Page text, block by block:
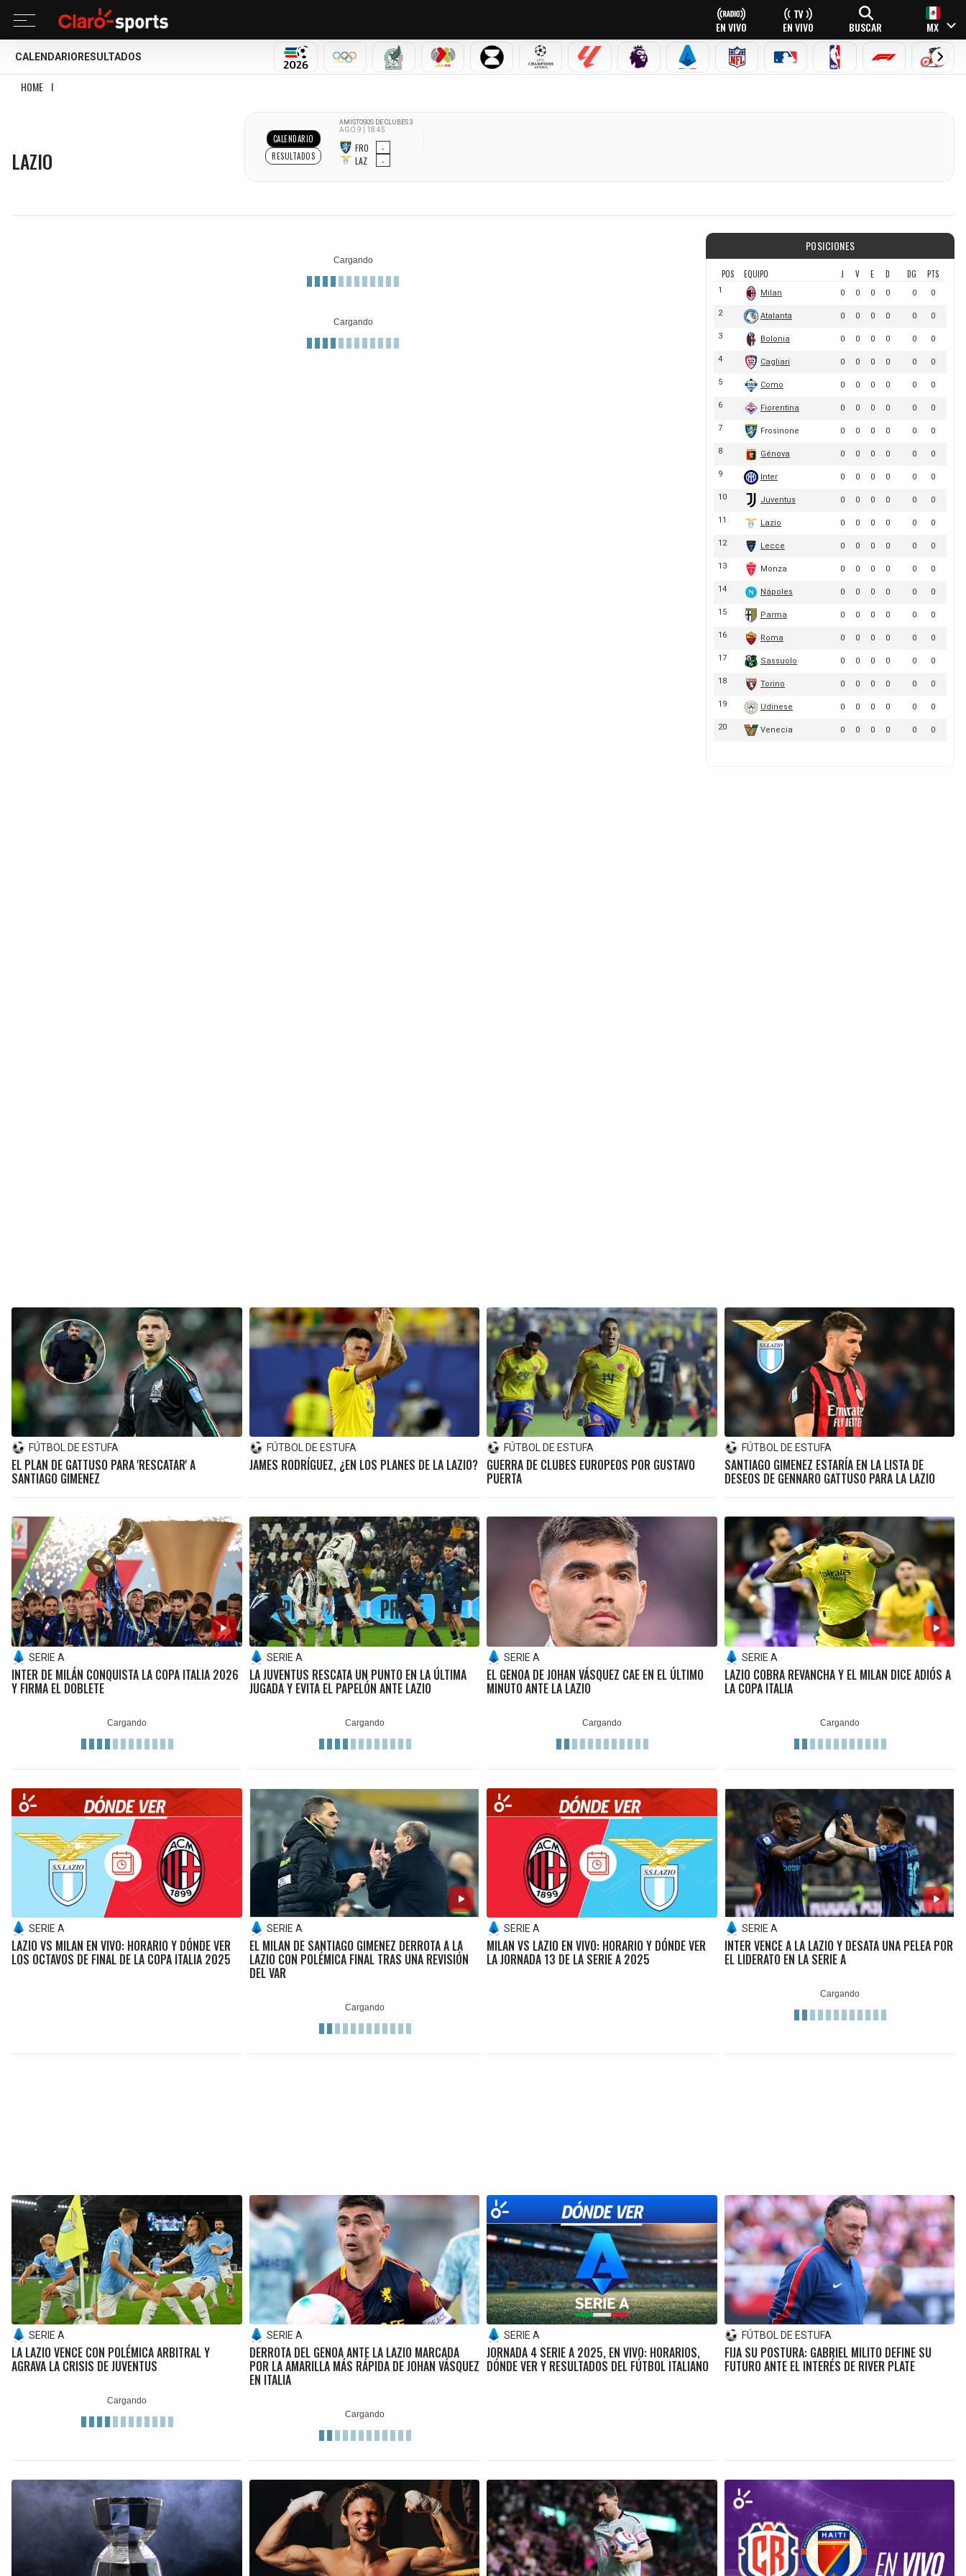
EN VIVO EN VIVO BUSCAR MX
CALENDARIO RESULTADOS
MUNDIAL 2026OLÍMPICOSSELECCIÓN MEXICANA
LIGA MX LEAGUES CUPCHAMPIONS LEAGUE
LALIGA PREMIER LEAGUE
SERIE A NFL MLB NBA FÓRMULA 1
HOME I
LAZIO
FÚTBOL DE ESTUFA
EL PLAN DE GATTUSO PARA 'RESCATAR' A
SANTIAGO GIMENEZ
FÚTBOL DE ESTUFA
JAMES RODRÍGUEZ, ¿EN LOS PLANES DE LA LAZIO?
FÚTBOL DE ESTUFA
GUERRA DE CLUBES EUROPEOS POR GUSTAVO
PUERTA
FÚTBOL DE ESTUFA
SANTIAGO GIMENEZ ESTARÍA EN LA LISTA DE
DESEOS DE GENNARO GATTUSO PARA LA LAZIO
SERIE A
INTER DE MILÁN CONQUISTA LA COPA ITALIA 2026
Y FIRMA EL DOBLETE
SERIE A
LA JUVENTUS RESCATA UN PUNTO EN LA ÚLTIMA
JUGADA Y EVITA EL PAPELÓN ANTE LAZIO
SERIE A
EL GENOA DE JOHAN VÁSQUEZ CAE EN EL ÚLTIMO
MINUTO ANTE LA LAZIO
SERIE A
LAZIO COBRA REVANCHA Y EL MILAN DICE ADIÓS A
LA COPA ITALIA
SERIE A
LAZIO VS MILAN EN VIVO: HORARIO Y DÓNDE VER
LOS OCTAVOS DE FINAL DE LA COPA ITALIA 2025
SERIE A
EL MILAN DE SANTIAGO GIMENEZ DERROTA A LA
LAZIO CON POLÉMICA FINAL TRAS UNA REVISIÓN
DEL VAR
SERIE A
MILAN VS LAZIO EN VIVO: HORARIO Y DÓNDE VER
LA JORNADA 13 DE LA SERIE A 2025
SERIE A
INTER VENCE A LA LAZIO Y DESATA UNA PELEA POR
EL LIDERATO EN LA SERIE A
SERIE A
LA LAZIO VENCE CON POLÉMICA ARBITRAL Y
AGRAVA LA CRISIS DE JUVENTUS
SERIE A
DERROTA DEL GENOA ANTE LA LAZIO MARCADA
POR LA AMARILLA MÁS RÁPIDA DE JOHAN VÁSQUEZ
EN ITALIA
SERIE A
JORNADA 4 SERIE A 2025, EN VIVO: HORARIOS,
DÓNDE VER Y RESULTADOS DEL FÚTBOL ITALIANO
FÚTBOL DE ESTUFA
FIJA SU POSTURA: GABRIEL MILITO DEFINE SU
FUTURO ANTE EL INTERÉS DE RIVER PLATE